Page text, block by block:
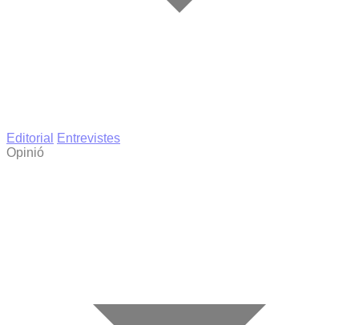
Editorial
Entrevistes
Opinió